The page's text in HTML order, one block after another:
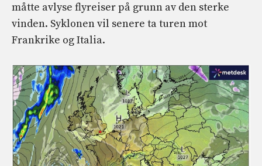
måtte avlyse flyreiser på grunn av den sterke
vinden. Syklonen vil senere ta turen mot
Frankrike og Italia.